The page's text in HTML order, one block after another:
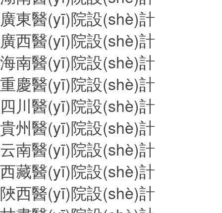
廣東醫(yī)院設(shè)計
廣西醫(yī)院設(shè)計
海南醫(yī)院設(shè)計
重慶醫(yī)院設(shè)計
四川醫(yī)院設(shè)計
貴州醫(yī)院設(shè)計
云南醫(yī)院設(shè)計
西藏醫(yī)院設(shè)計
陜西醫(yī)院設(shè)計